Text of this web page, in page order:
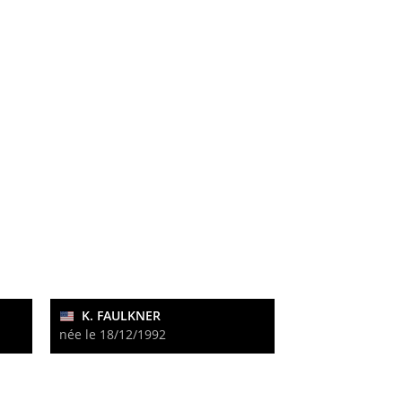
K. FAULKNER
née le 18/12/1992